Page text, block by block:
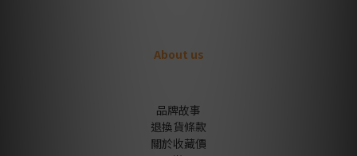
About us
品牌故事
退換貨條款
關於收藏價